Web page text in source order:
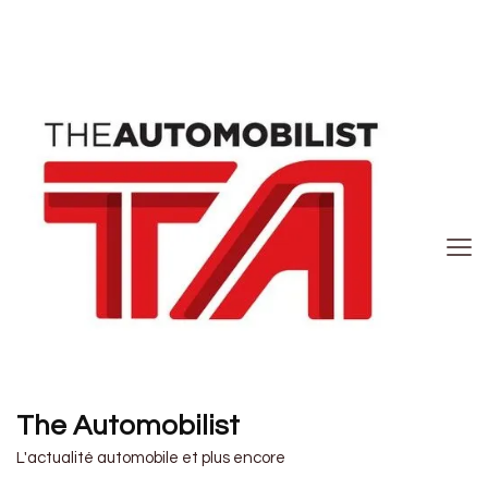
The Automobilist
L'actualité automobile et plus encore